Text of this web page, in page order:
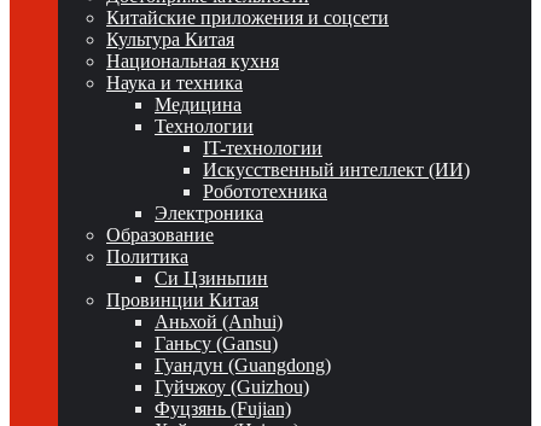
Китайские приложения и соцсети
Культура Китая
Национальная кухня
Наука и техника
Медицина
Технологии
IT-технологии
Искусственный интеллект (ИИ)
Робототехника
Электроника
Образование
Политика
Си Цзиньпин
Провинции Китая
Аньхой (Anhui)
Ганьсу (Gansu)
Гуандун (Guangdong)
Гуйчжоу (Guizhou)
Фуцзянь (Fujian)